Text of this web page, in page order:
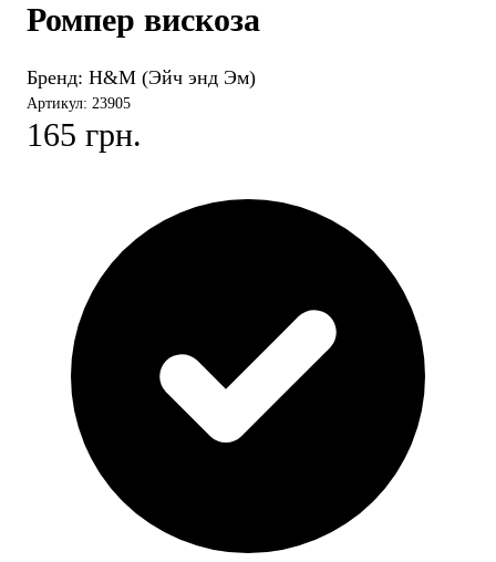
Ромпер вискоза
Бренд: H&M (Эйч энд Эм)
Артикул: 23905
165 грн.